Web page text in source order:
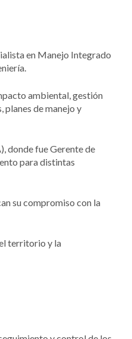
en Manejo Integrado
ambiental, gestión
de manejo y
donde fue Gerente de
para distintas
su compromiso con la
territorio y la